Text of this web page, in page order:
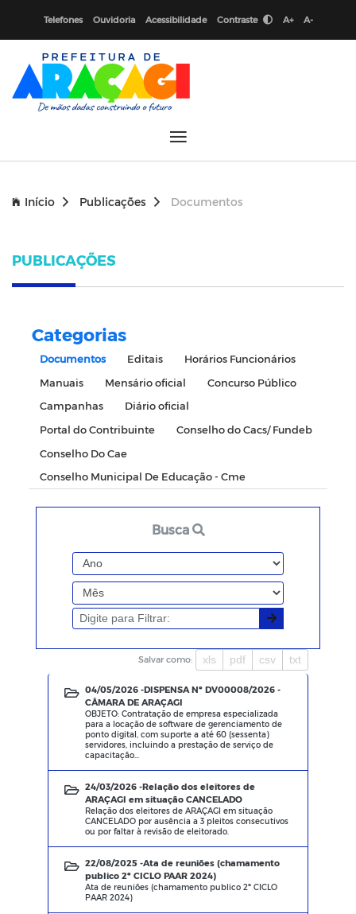
Telefones Ouvidoria Acessibilidade Contraste A+ A-
Início Publicações Documentos
PUBLICAÇÕES
Categorias
Documentos Editais
Horários Funcionários
Manuais
Mensário oficial
Concurso Público
Campanhas
Diário oficial
Portal do Contribuinte
Conselho do Cacs/ Fundeb
Conselho Do Cae
Conselho Municipal De Educação - Cme
Busca
Salvar como: xls pdf csv txt
04/05/2026 -DISPENSA Nº DV00008/2026 -
CÂMARA DE ARAÇAGI
OBJETO: Contratação de empresa especializada
para a locação de software de gerenciamento de
ponto digital, com suporte a até 60 (sessenta)
servidores, incluindo a prestação de serviço de
capacitação...
24/03/2026 -Relação dos eleitores de
ARAÇAGI em situação CANCELADO
Relação dos eleitores de ARAÇAGI em situação
CANCELADO por ausência a 3 pleitos consecutivos
ou por faltar à revisão de eleitorado.
22/08/2025 -Ata de reuniões (chamamento
publico 2º CICLO PAAR 2024)
Ata de reuniões (chamamento publico 2º CICLO
PAAR 2024)